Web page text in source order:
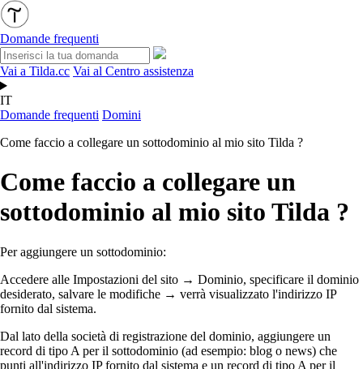
Domande frequenti
Vai a Tilda.cc Vai al Centro assistenza
IT
Domande frequenti Domini
Come faccio a collegare un sottodominio al mio sito Tilda ?
Come faccio a collegare un
sottodominio al mio sito Tilda ?
Per aggiungere un sottodominio:
Accedere alle Impostazioni del sito → Dominio, specificare il dominio
desiderato, salvare le modifiche → verrà visualizzato l'indirizzo IP
fornito dal sistema.
Dal lato della società di registrazione del dominio, aggiungere un
record di tipo A per il sottodominio (ad esempio: blog o news) che
punti all'indirizzo IP fornito dal sistema e un record di tipo A per il